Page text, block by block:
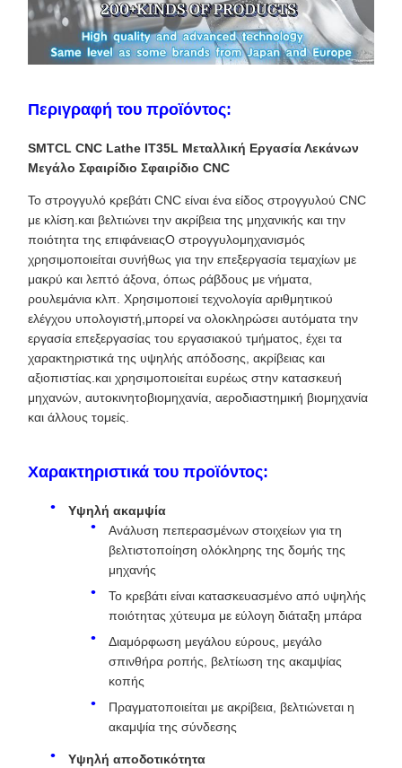
Περιγραφή του προϊόντος:
SMTCL CNC Lathe IT35L Μεταλλική Εργασία Λεκάνων
Μεγάλο Σφαιρίδιο Σφαιρίδιο CNC
Το στρογγυλό κρεβάτι CNC είναι ένα είδος στρογγυλού CNC
με κλίση.και βελτιώνει την ακρίβεια της μηχανικής και την
ποιότητα της επιφάνειαςΟ στρογγυλομηχανισμός
χρησιμοποιείται συνήθως για την επεξεργασία τεμαχίων με
μακρύ και λεπτό άξονα, όπως ράβδους με νήματα,
ρουλεμάνια κλπ. Χρησιμοποιεί τεχνολογία αριθμητικού
ελέγχου υπολογιστή,μπορεί να ολοκληρώσει αυτόματα την
εργασία επεξεργασίας του εργασιακού τμήματος, έχει τα
χαρακτηριστικά της υψηλής απόδοσης, ακρίβειας και
αξιοπιστίας.και χρησιμοποιείται ευρέως στην κατασκευή
μηχανών, αυτοκινητοβιομηχανία, αεροδιαστημική βιομηχανία
και άλλους τομείς.
Χαρακτηριστικά του προϊόντος:
Υψηλή ακαμψία
Ανάλυση πεπερασμένων στοιχείων για τη
βελτιστοποίηση ολόκληρης της δομής της
μηχανής
Το κρεβάτι είναι κατασκευασμένο από υψηλής
ποιότητας χύτευμα με εύλογη διάταξη μπάρα
Διαμόρφωση μεγάλου εύρους, μεγάλο
σπινθήρα ροπής, βελτίωση της ακαμψίας
κοπής
Πραγματοποιείται με ακρίβεια, βελτιώνεται η
ακαμψία της σύνδεσης
Υψηλή αποδοτικότητα